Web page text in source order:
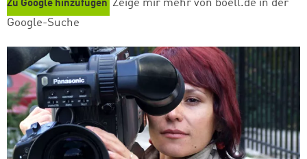
Zu Google hinzufügen Zeige mir mehr von boell.de in der
Google-Suche